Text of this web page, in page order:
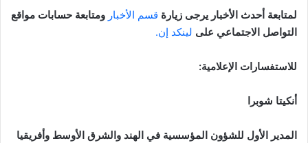
لمتابعة أحدث الأخبار يرجى زيارة قسم الأخبار ومتابعة حسابات مواقع
التواصل الاجتماعي على لينكد إن.
للاستفسارات الإعلامية:
أنكيتا شوبرا
المدير الأول للشؤون المؤسسية في الهند والشرق الأوسط وأفريقيا